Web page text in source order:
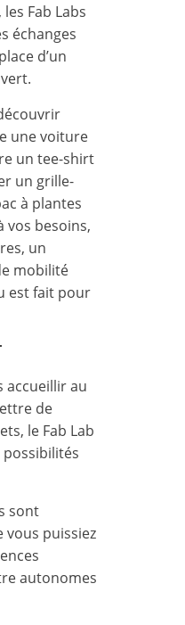
Fab Labs
échanges
d’un
une voiture
un tee-shirt
un grille-
à plantes
vos besoins,
un
mobilité
est fait pour
accueillir au
de
le Fab Lab
sont
puissiez
autonomes